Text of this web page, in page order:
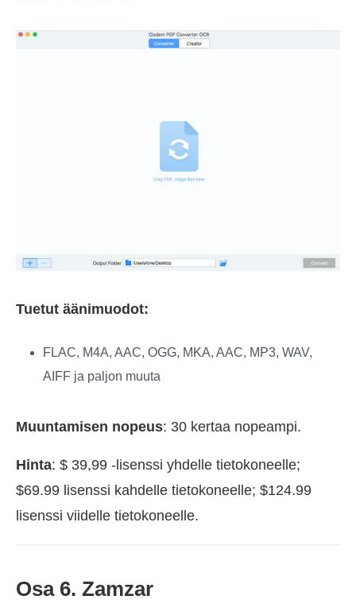
Tuetut äänimuodot:
FLAC, M4A, AAC, OGG, MKA, AAC, MP3, WAV,
AIFF ja paljon muuta
Muuntamisen nopeus: 30 kertaa nopeampi.
Hinta: $ 39,99 -lisenssi yhdelle tietokoneelle;
$69.99 lisenssi kahdelle tietokoneelle; $124.99
lisenssi viidelle tietokoneelle.
Osa 6. Zamzar